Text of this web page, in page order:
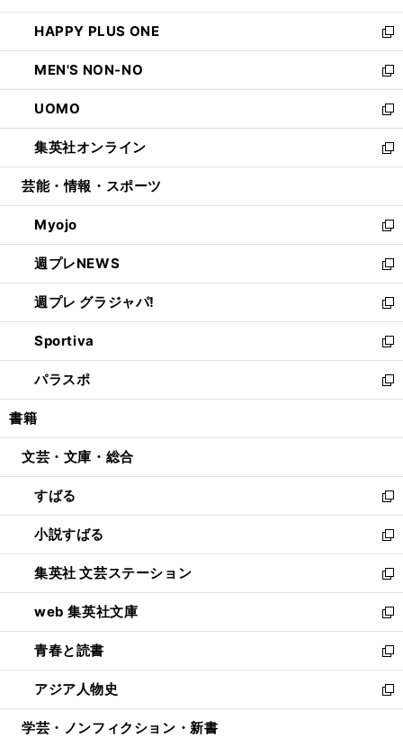
開
く
ウ
で
開
く
ン
ド
ウ
で
開
く
ウ
ィ
ン
ド
ウ
で
開
く
し
い
ウ
ィ
ン
ド
ウ
で
開
HAPPY PLUS ONE
新
し
い
ウ
ィ
ン
ド
ウ
開
く
MEN'S NON-NO
新
し
い
ウ
ィ
ン
ウ
で
開
く
UOMO
新
し
い
ウ
ン
ド
ウ
で
開
く
集英社オンライン
新
し
ウ
ィ
ン
ド
ウ
で
開
く
芸能・情報・スポーツ
Myojo
新
し
い
ウ
ィ
ン
ド
ウ
で
開
週プレNEWS
新
し
い
ウ
ィ
ン
ド
ウ
開
週プレ グラジャパ!
新
し
い
ウ
ィ
ン
ウ
開
く
Sportiva
新
し
い
ウ
ン
ウ
で
開
く
パラスポ
新
し
ウ
ン
ド
ウ
で
開
く
書籍
文芸・文庫・総合
すばる
新
し
い
ウ
ィ
ン
ド
ウ
で
開
く
小説すばる
新
し
い
ウ
ィ
ン
ド
ウ
で
開
集英社 文芸ステーション
新
し
い
ウ
ィ
ン
ド
ウ
web 集英社文庫
新
し
い
ウ
ィ
ン
青春と読書
新
し
い
ウ
アジア人物史
新
し
学芸・ノンフィクション・新書